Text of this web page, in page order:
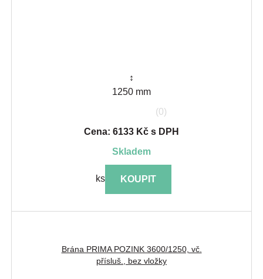
↕
1250 mm
(0)
Cena: 6133 Kč s DPH
skladem
ks KOUPIT
Brána PRIMA POZINK 3600/1250, vč.
přísluš., bez vložky